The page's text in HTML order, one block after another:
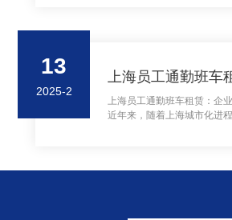
13
2025-2
上海员工通勤班车租赁：企
近年来，随着上海城市化进
堵的交通、高昂的用车成本
烈诉求，企业班车租赁服务